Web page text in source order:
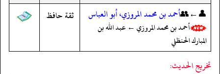
👤←👥أحمد بن محمد المروزي، أبو العباس
أحمد بن محمد المروزي ← عبد الله بن
المبارك الحنظلي
ثقة حافظ
تخريج الحديث: